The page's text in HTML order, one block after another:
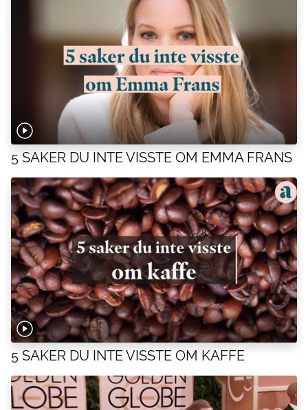
5 SAKER DU INTE VISSTE OM EMMA FRANS
5 SAKER DU INTE VISSTE OM KAFFE